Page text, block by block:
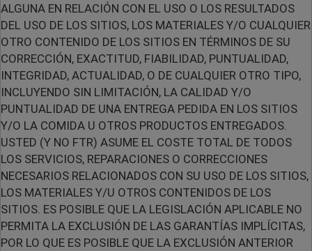
ALGUNA EN RELACIÓN CON EL USO O LOS RESULTADOS
DEL USO DE LOS SITIOS, LOS MATERIALES Y/O CUALQUIER
OTRO CONTENIDO DE LOS SITIOS EN TÉRMINOS DE SU
CORRECCIÓN, EXACTITUD, FIABILIDAD, PUNTUALIDAD,
INTEGRIDAD, ACTUALIDAD, O DE CUALQUIER OTRO TIPO,
INCLUYENDO SIN LIMITACIÓN, LA CALIDAD Y/O
PUNTUALIDAD DE UNA ENTREGA PEDIDA EN LOS SITIOS
Y/O LA COMIDA U OTROS PRODUCTOS ENTREGADOS.
USTED (Y NO FTR) ASUME EL COSTE TOTAL DE TODOS
LOS SERVICIOS, REPARACIONES O CORRECCIONES
NECESARIOS RELACIONADOS CON SU USO DE LOS SITIOS,
LOS MATERIALES Y/U OTROS CONTENIDOS DE LOS
SITIOS. ES POSIBLE QUE LA LEGISLACIÓN APLICABLE NO
PERMITA LA EXCLUSIÓN DE LAS GARANTÍAS IMPLÍCITAS,
POR LO QUE ES POSIBLE QUE LA EXCLUSIÓN ANTERIOR